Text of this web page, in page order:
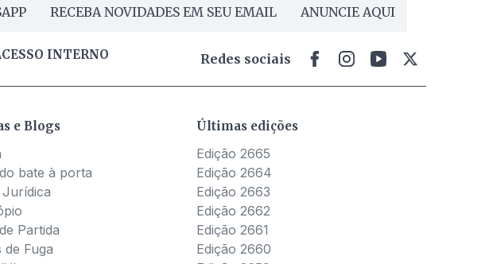
RECEBA NOVIDADES EM SEU EMAIL ANUNCIE AQUI
INTERNO Redes sociais
e Blogs
bate à porta
Partida
de Fuga
Últimas edições
Edição 2665
Edição 2664
Edição 2663
Edição 2662
Edição 2661
Edição 2660